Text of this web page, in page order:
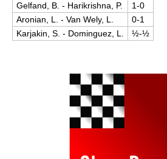
Gelfand, B. - Harikrishna, P.
1-0
Aronian, L. - Van Wely, L.
0-1
Karjakin, S. - Dominguez, L.
½-½